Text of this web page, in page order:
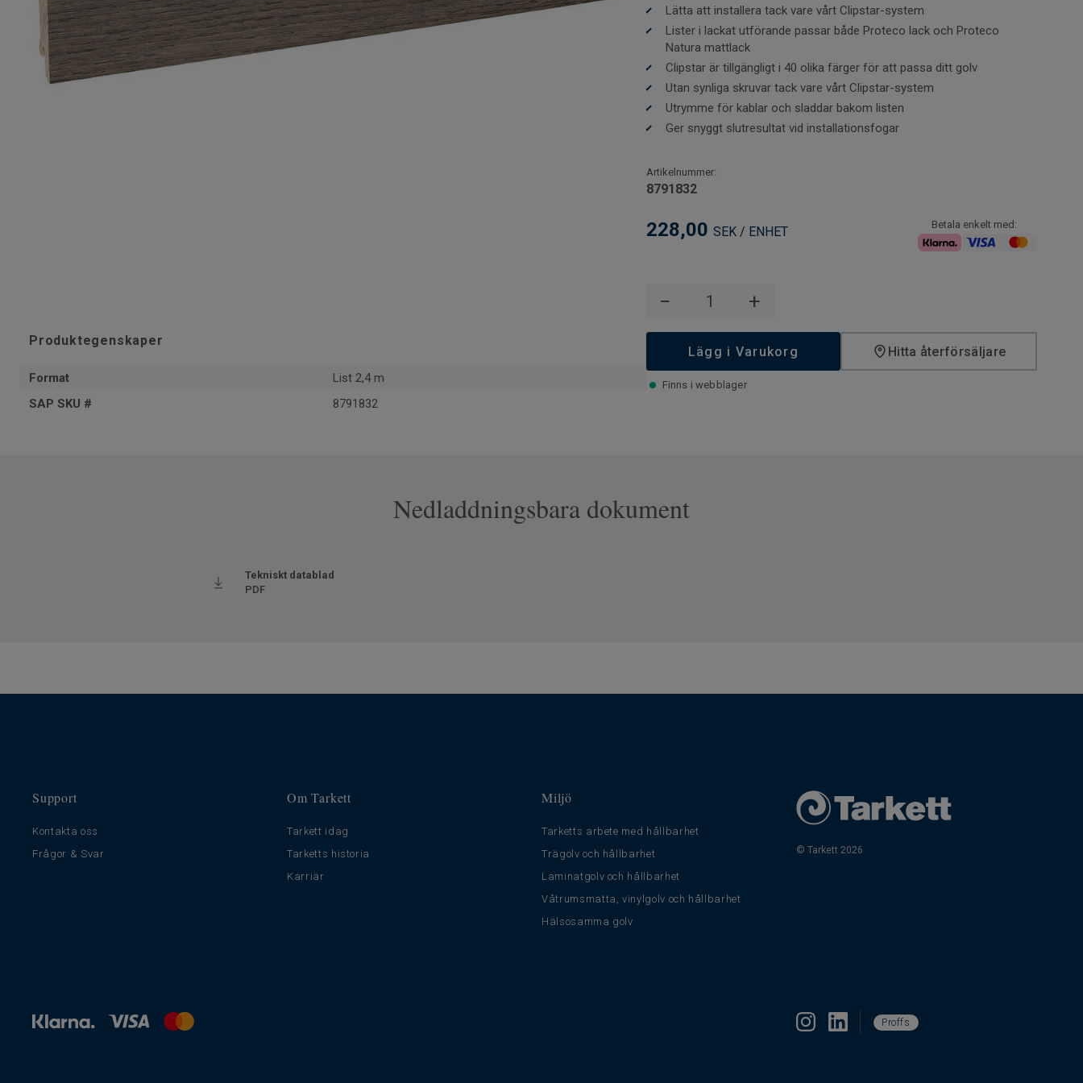
Produktegenskaper
Format
List 2,4 m
SAP SKU #
8791832
millimeter mellan golv och vägg, trösklar, eller andra fasta installationer.
Rörelsefogarna täcker du sedan med en golvsockel, golvlist eller
rörmanschett.
Lätta att installera tack vare vårt Clipstar-system
Lister i lackat utförande passar både Proteco lack och Proteco
Natura mattlack
Clipstar är tillgängligt i 40 olika färger för att passa ditt golv
Utan synliga skruvar tack vare vårt Clipstar-system
Utrymme för kablar och sladdar bakom listen
Ger snyggt slutresultat vid installationsfogar
Artikelnummer:
8791832
228,00 SEK / ENHET Betala enkelt med:
− +
Lägg i Varukorg Hitta återförsäljare
Finns i webblager
Nedladdningsbara dokument
Tekniskt datablad
PDF
Support
Kontakta oss
Frågor & Svar
Om Tarkett
Tarkett idag
Tarketts historia
Karriär
Miljö
Tarketts arbete med hållbarhet
Trägolv och hållbarhet
Laminatgolv och hållbarhet
Våtrumsmatta, vinylgolv och hållbarhet
Hälsosamma golv
© Tarkett 2026
Proffs